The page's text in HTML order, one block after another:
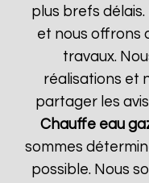
plus brefs
et nous offrons
travaux.
réalisations et
partager les
Chauffe eau
sommes
possible. Nous